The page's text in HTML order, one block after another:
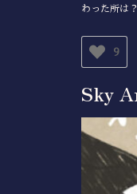
わった所は
9
Sky